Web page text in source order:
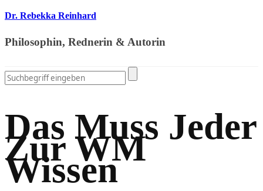
Dr. Rebekka Reinhard
Philosophin, Rednerin & Autorin
Das Muss Jeder
Zur WM
Wissen